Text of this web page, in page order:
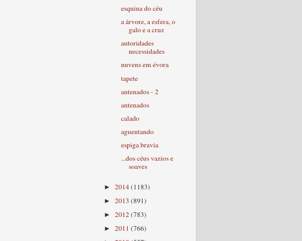
esquina do céu
a árvore, a esfera, o
galo e a cruz
autoridades
necessidades
nuvens em évora
tapete
antenados - 2
antenados
calado
aguentando
espiga bravia
...dos céus vazios e
soaves
► 2014(1183)
► 2013 (891)
► 2012(783)
► 2011 (766)